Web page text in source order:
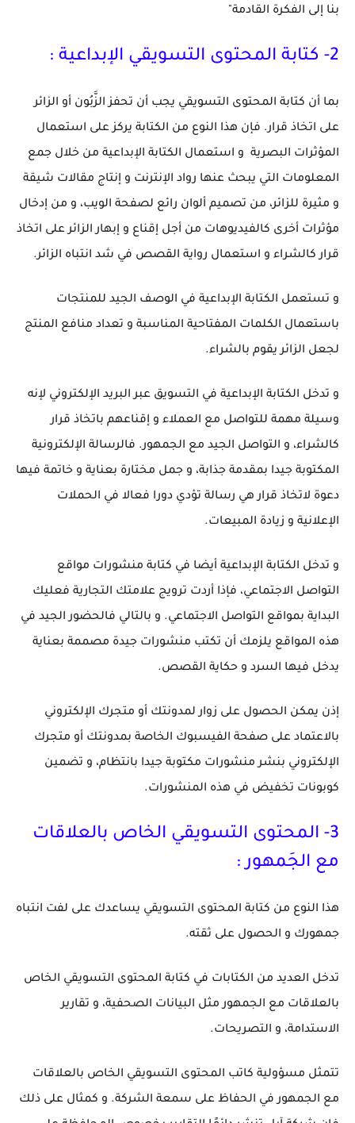
بنا إلى الفكرة القادمة"
2- كتابة المحتوى التسويقي الإبداعية :
بما أن كتابة المحتوى التسويقي يجب أن تحفز الزَّبُون أو الزائر
على اتخاذ قرار. فإن هذا النوع من الكتابة يركز على استعمال
المؤثرات البصرية و استعمال الكتابة الإبداعية من خلال جمع
المعلومات التي يبحث عنها رواد الإنترنت و إنتاج مقالات شيقة
و مثيرة للزائر، من تصميم ألوان رائع لصفحة الويب، و من إدخال
مؤثرات أخرى كالفيديوهات من أجل إقناع و إبهار الزائر على اتخاذ
قرار كالشراء و استعمال رواية القصص في شد انتباه الزائر.
و تستعمل الكتابة الإبداعية في الوصف الجيد للمنتجات
باستعمال الكلمات المفتاحية المناسبة و تعداد منافع المنتج
لجعل الزائر يقوم بالشراء.
و تدخل الكتابة الإبداعية في التسويق عبر البريد الإلكتروني لإنه
وسيلة مهمة للتواصل مع العملاء و إقناعهم باتخاذ قرار
كالشراء، و التواصل الجيد مع الجمهور. فالرسالة الإلكترونية
المكتوبة جيدا بمقدمة جذابة، و جمل مختارة بعناية و خاتمة فيها
دعوة لاتخاذ قرار هي رسالة تؤدي دورا فعالا في الحملات
الإعلانية و زيادة المبيعات.
و تدخل الكتابة الإبداعية أيضا في كتابة منشورات مواقع
التواصل الاجتماعي، فإذا أردت ترويج علامتك التجارية فعليك
البداية بمواقع التواصل الاجتماعي. و بالتالي فالحضور الجيد في
هذه المواقع يلزمك أن تكتب منشورات جيدة مصممة بعناية
يدخل فيها السرد و حكاية القصص.
إذن يمكن الحصول على زوار لمدونتك أو متجرك الإلكتروني
بالاعتماد على صفحة الفيسبوك الخاصة بمدونتك أو متجرك
الإلكتروني بنشر منشورات مكتوبة جيدا بانتظام، و تضمين
كوبونات تخفيض في هذه المنشورات.
3- المحتوى التسويقي الخاص بالعلاقات
مع الجَمهور :
هذا النوع من كتابة المحتوى التسويقي يساعدك على لفت انتباه
جمهورك و الحصول على ثقته.
تدخل العديد من الكتابات في كتابة المحتوى التسويقي الخاص
بالعلاقات مع الجمهور مثل البيانات الصحفية، و تقارير
الاستدامة، و التصريحات.
تتمثل مسؤولية كاتب المحتوى التسويقي الخاص بالعلاقات
مع الجمهور في الحفاظ على سمعة الشركة. و كمثال على ذلك